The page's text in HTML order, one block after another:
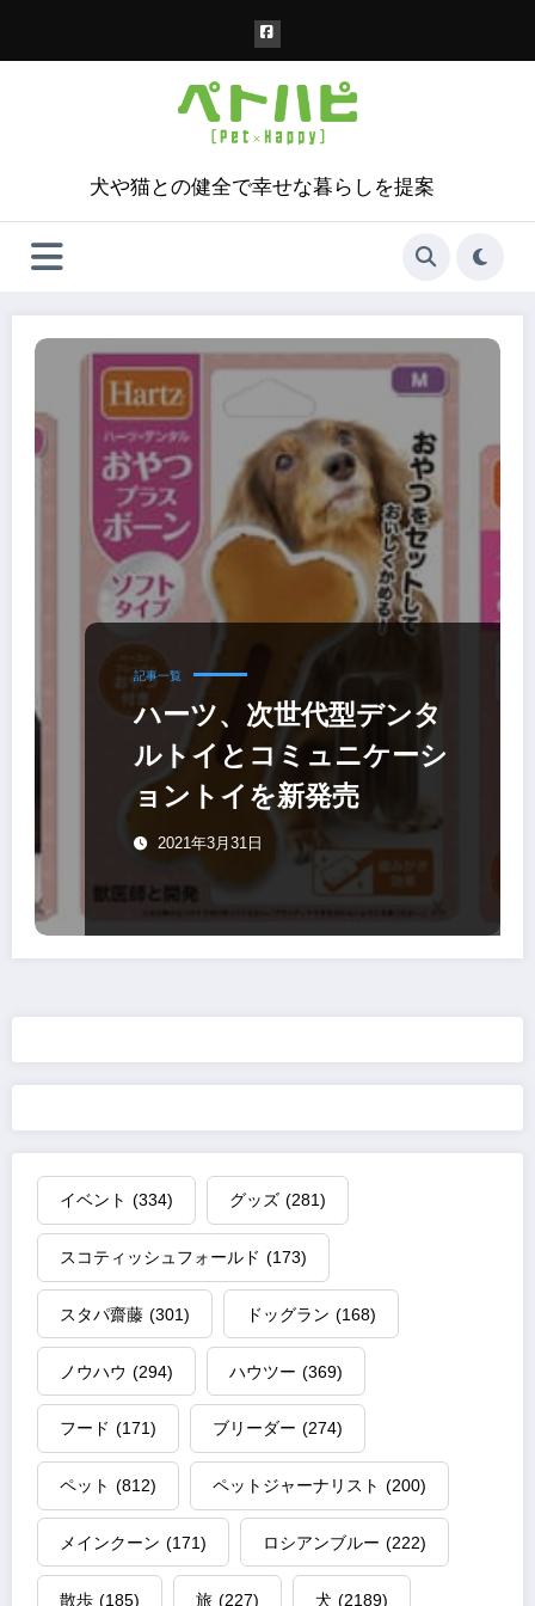
犬や猫との健全で幸せな暮らしを提案
記事一覧
ハーツ、次世代型デンタ
ルトイとコミュニケーシ
ョントイを新発売
2021年3月31日
イベント (334) グッズ (281)
スコティッシュフォールド (173)
スタパ齋藤 (301) ドッグラン (168)
ノウハウ (294) ハウツー (369)
フード (171) ブリーダー (274)
ペット (812) ペットジャーナリスト (200)
メインクーン (171) ロシアンブルー (222)
散歩 (185) 旅 (227) 犬 (2189)